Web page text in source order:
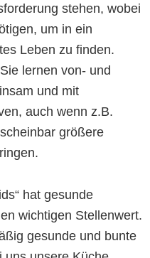
stehen, wobei
um in ein
Leben zu finden.
lernen von- und
und mit
auch wenn z.B.
größere
hat gesunde
wichtigen Stellenwert.
gesunde und bunte